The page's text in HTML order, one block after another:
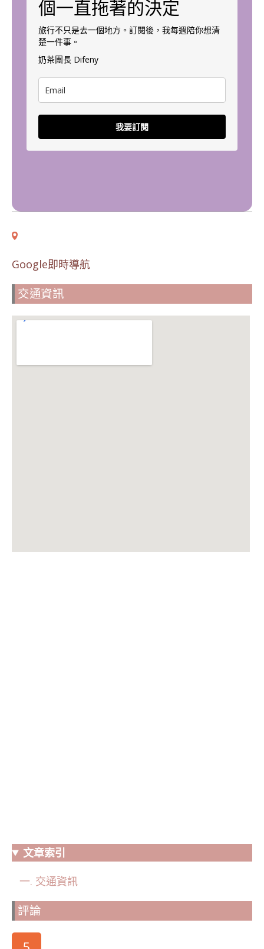
個一直拖著的決定
旅行不只是去一個地方。訂閱後，我每週陪你想清
楚一件事。
奶茶團長 Difeny
我要訂閱
Google即時導航
交通資訊
文章索引
交通資訊
評論